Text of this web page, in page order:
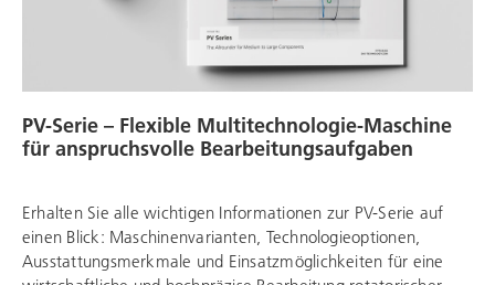
PV-Serie – Flexible Multitechnologie-Maschine
für anspruchsvolle Bearbeitungsaufgaben
Erhalten Sie alle wichtigen Informationen zur PV-Serie auf
einen Blick: Maschinenvarianten, Technologieoptionen,
Ausstattungsmerkmale und Einsatzmöglichkeiten für eine